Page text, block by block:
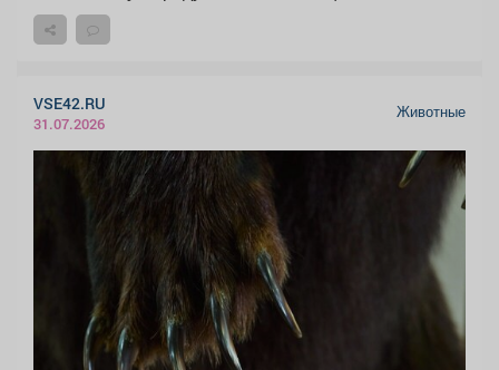
VSE42.RU
31.07.2026
Животные